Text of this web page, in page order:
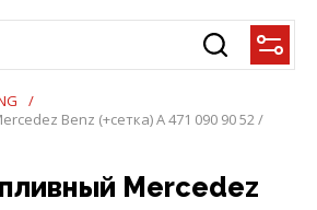
/
Benz (+сетка) A 471 090 90 52 /
Mercedez